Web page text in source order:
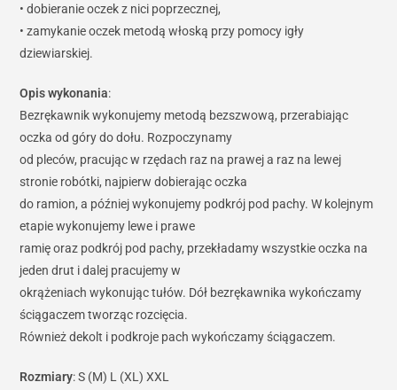
• dobieranie oczek z nici poprzecznej,
• zamykanie oczek metodą włoską przy pomocy igły
dziewiarskiej.
Opis wykonania:
Bezrękawnik wykonujemy metodą bezszwową, przerabiając
oczka od góry do dołu. Rozpoczynamy
od pleców, pracując w rzędach raz na prawej a raz na lewej
stronie robótki, najpierw dobierając oczka
do ramion, a później wykonujemy podkrój pod pachy. W kolejnym
etapie wykonujemy lewe i prawe
ramię oraz podkrój pod pachy, przekładamy wszystkie oczka na
jeden drut i dalej pracujemy w
okrążeniach wykonując tułów. Dół bezrękawnika wykończamy
ściągaczem tworząc rozcięcia.
Również dekolt i podkroje pach wykończamy ściągaczem.
Rozmiary: S (M) L (XL) XXL